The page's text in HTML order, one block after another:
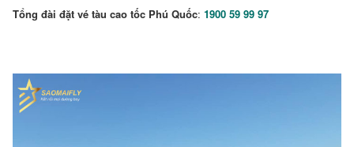
Săn
Vé
Tổng đài đặt vé tàu cao tốc Phú Quốc: 1900 59 99 97